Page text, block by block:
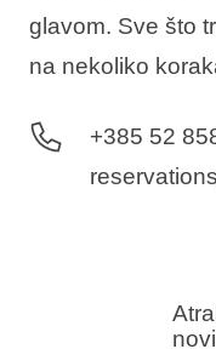
glavom. Sve što
na nekoliko
+385 52